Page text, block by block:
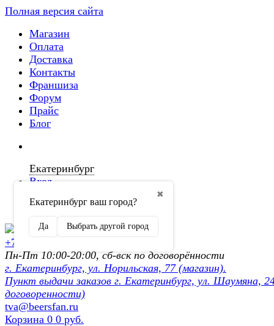
Полная версия сайта
Магазин
Оплата
Доставка
Контакты
Франшиза
Форум
Прайс
Блог
Екатеринбург
✖
Екатеринбург ваш город?
Да Выбрать другой город
Вход
Регистрация
+7 (902) 872-54-70
Пн-Пт 10:00-20:00, сб-вск по договорённости
г. Екатеринбург, ул. Норильская, 77 (магазин).
Пункт выдачи заказов г. Екатеринбург, ул. Шаумяна,
договоренности)
tva@beersfan.ru
Корзина 0 0 руб.